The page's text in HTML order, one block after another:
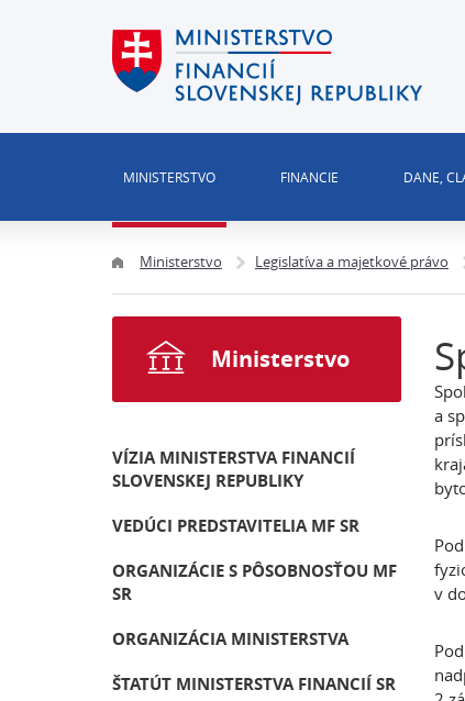
MINISTERSTVO FINANCIE DANE,
Ministerstvo Legislatíva a majetkové právo
a
v
Ministerstvo
VÍZIA MINISTERSTVA FINANCIÍ
SLOVENSKEJ REPUBLIKY
VEDÚCI PREDSTAVITELIA MF SR
ORGANIZÁCIE S PÔSOBNOSŤOU MF
SR
ORGANIZÁCIA MINISTERSTVA
ŠTATÚT MINISTERSTVA FINANCIÍ SR